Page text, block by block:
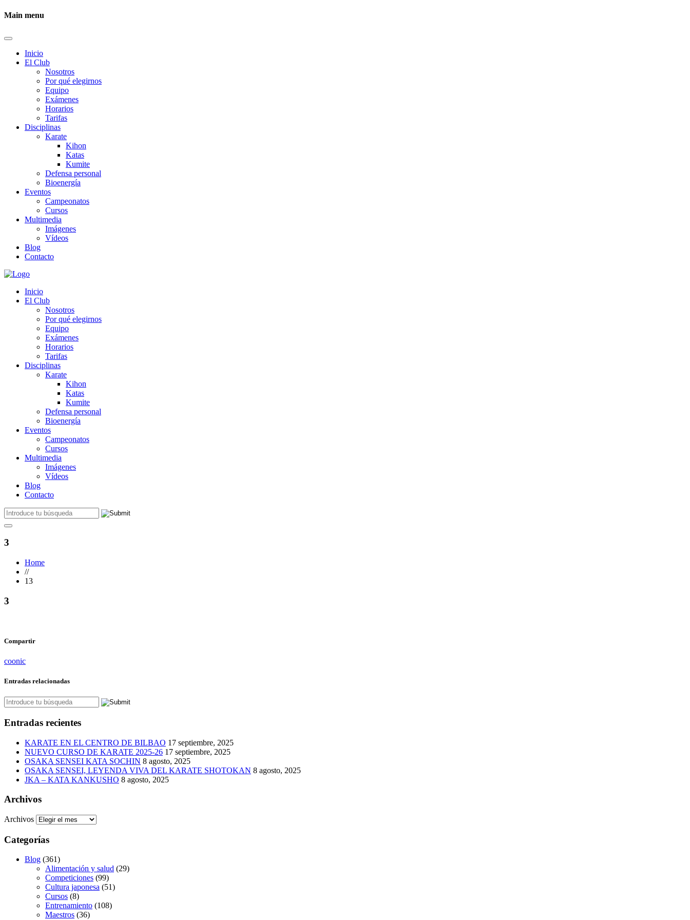
Main menu
Inicio
El Club
Nosotros
Por qué elegirnos
Equipo
Exámenes
Horarios
Tarifas
Disciplinas
Karate
Kihon
Katas
Kumite
Defensa personal
Bioenergía
Eventos
Campeonatos
Cursos
Multimedia
Imágenes
Vídeos
Blog
Contacto
Inicio
El Club
Nosotros
Por qué elegirnos
Equipo
Exámenes
Horarios
Tarifas
Disciplinas
Karate
Kihon
Katas
Kumite
Defensa personal
Bioenergía
Eventos
Campeonatos
Cursos
Multimedia
Imágenes
Vídeos
Blog
Contacto
3
Home
//
13
3
Compartir
coonic
Entradas relacionadas
Entradas recientes
KARATE EN EL CENTRO DE BILBAO 17 septiembre, 2025
NUEVO CURSO DE KARATE 2025-26 17 septiembre, 2025
OSAKA SENSEI KATA SOCHIN 8 agosto, 2025
OSAKA SENSEI, LEYENDA VIVA DEL KARATE SHOTOKAN 8 agosto, 2025
JKA – KATA KANKUSHO 8 agosto, 2025
Archivos
Archivos
Categorías
Blog (361)
Alimentación y salud (29)
Competiciones (99)
Cultura japonesa (51)
Cursos (8)
Entrenamiento (108)
Maestros (36)